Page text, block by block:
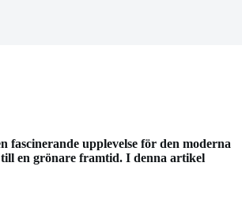
fascinerande upplevelse för den moderna
en grönare framtid. I denna artikel